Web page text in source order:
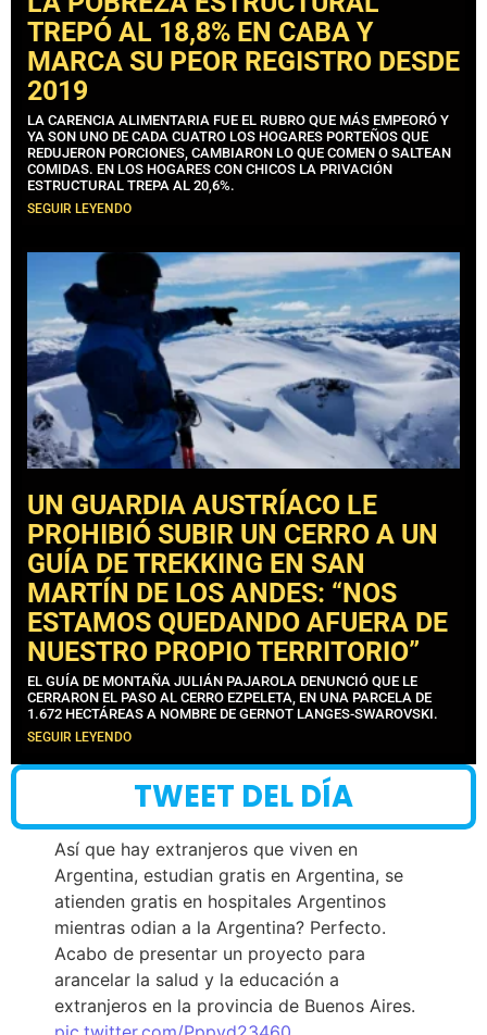
TREPÓ AL 18,8% EN CABA Y
MARCA SU PEOR REGISTRO DESDE
2019
LA CARENCIA ALIMENTARIA FUE EL RUBRO QUE MÁS EMPEORÓ Y
YA SON UNO DE CADA CUATRO LOS HOGARES PORTEÑOS QUE
REDUJERON PORCIONES, CAMBIARON LO QUE COMEN O SALTEAN
COMIDAS. EN LOS HOGARES CON CHICOS LA PRIVACIÓN
ESTRUCTURAL TREPA AL 20,6%.
SEGUIR LEYENDO
UN GUARDIA AUSTRÍACO LE
PROHIBIÓ SUBIR UN CERRO A UN
GUÍA DE TREKKING EN SAN
MARTÍN DE LOS ANDES: “NOS
ESTAMOS QUEDANDO AFUERA DE
NUESTRO PROPIO TERRITORIO”
EL GUÍA DE MONTAÑA JULIÁN PAJAROLA DENUNCIÓ QUE LE
CERRARON EL PASO AL CERRO EZPELETA, EN UNA PARCELA DE
1.672 HECTÁREAS A NOMBRE DE GERNOT LANGES-SWAROVSKI.
SEGUIR LEYENDO
TWEET DEL DÍA
Así que hay extranjeros que viven en
Argentina, estudian gratis en Argentina, se
atienden gratis en hospitales Argentinos
mientras odian a la Argentina? Perfecto.
Acabo de presentar un proyecto para
arancelar la salud y la educación a
extranjeros en la provincia de Buenos Aires.